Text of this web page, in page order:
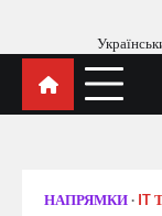
вмісту
НАПРЯМКИ IT